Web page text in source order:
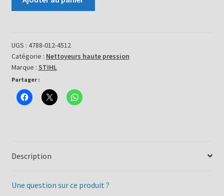
pression
RE
272
Plus
UGS : 4788-012-4512
Catégorie : Nettoyeurs haute pression
Marque : STIHL
Partager :
Description
Une question sur ce produit ?